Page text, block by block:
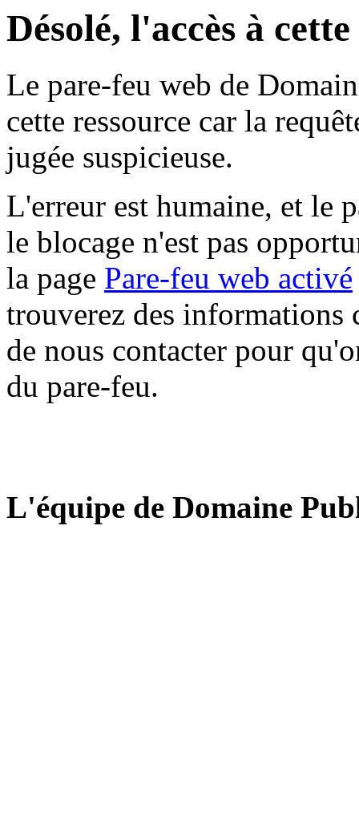
Désolé, l'accès à
Le pare-feu web de
cette ressource car la
jugée suspicieuse.
L'erreur est humaine, et le
le blocage n'est pas
la page Pare-feu web activé
trouverez des informations
de nous contacter pour
du pare-feu.
L'équipe de Domaine